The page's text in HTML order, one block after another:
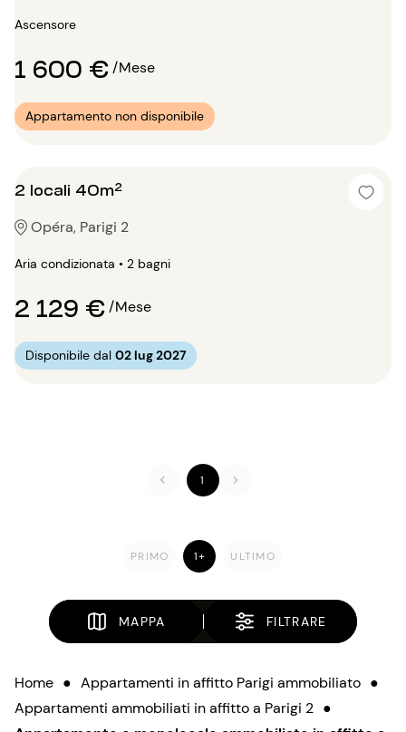
Ascensore
1 600 €/Mese
Appartamento non disponibile
2 locali 40m²
Opéra, Parigi 2
Aria condizionata • 2 bagni
2 129 €/Mese
Disponibile dal 02 lug 2027
1
PRIMO 1+ ULTIMO
MAPPA FILTRARE
Home ● Appartamenti in affitto Parigi ammobiliato ●
Appartamenti ammobiliati in affitto a Parigi 2 ●